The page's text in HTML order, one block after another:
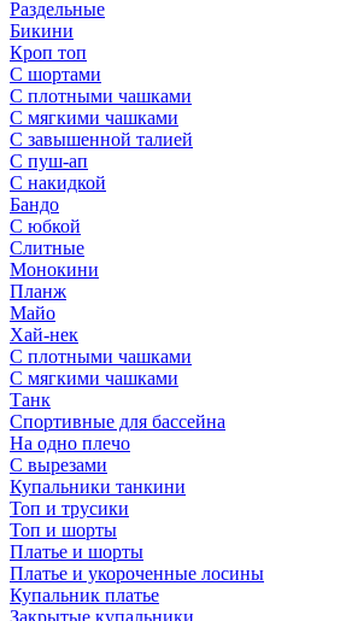
Раздельные
Бикини
Кроп топ
С шортами
С плотными чашками
С мягкими чашками
С завышенной талией
С пуш-ап
С накидкой
Бандо
С юбкой
Слитные
Монокини
Планж
Майо
Хай-нек
С плотными чашками
С мягкими чашками
Танк
Спортивные для бассейна
На одно плечо
С вырезами
Купальники танкини
Топ и трусики
Топ и шорты
Платье и шорты
Платье и укороченные лосины
Купальник платье
Закрытые купальники